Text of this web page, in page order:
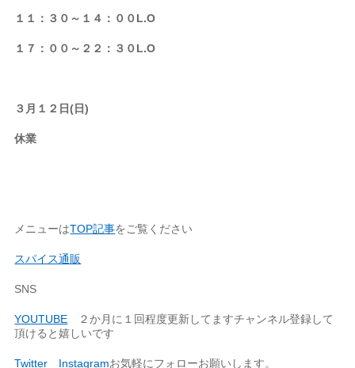
１１：３０～１４：００L.O
１７：００～２２：３０L.O
３月１２日(日)
休業
メニューはTOP記事をご覧ください
スパイス通販
SNS
YOUTUBE ２か月に１回程度更新してますチャンネル登録して
頂けると嬉しいです
Twitter Instagramお気軽にフォローお願いします。